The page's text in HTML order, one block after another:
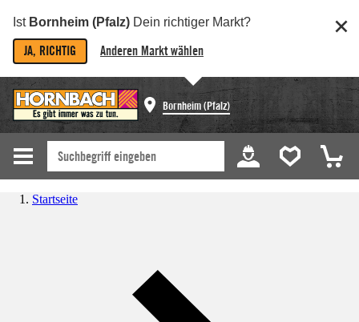
Ist Bornheim (Pfalz) Dein richtiger Markt?
JA, RICHTIG Anderen Markt wählen
Bornheim (Pfalz)
Startseite